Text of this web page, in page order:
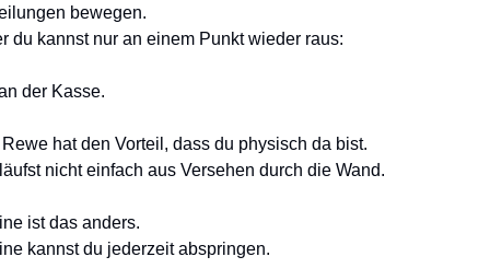
bewegen.
du kannst nur an einem Punkt wieder raus:
der Kasse.
hat den Vorteil, dass du physisch da bist.
nicht einfach aus Versehen durch die Wand.
ist das anders.
kannst du jederzeit abspringen.